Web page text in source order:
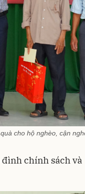
cho hộ nghèo, cận
đình chính sách và